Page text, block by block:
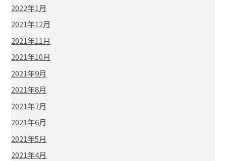
2022年1月
2021年12月
2021年11月
2021年10月
2021年9月
2021年8月
2021年7月
2021年6月
2021年5月
2021年4月